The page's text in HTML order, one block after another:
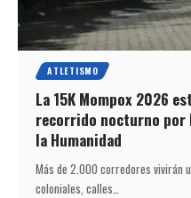
ATLETISMO
La 15K Mompox 2026
recorrido nocturno por
la Humanidad
Más de 2.000 corredores vivirán
coloniales, calles…